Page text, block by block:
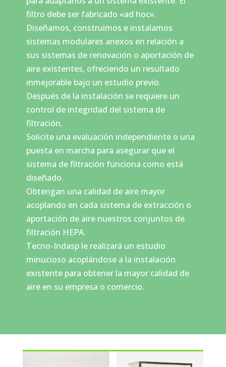
filtro debe ser fabricado «ad hoc».
Diseñamos, construimos e instalamos
sistemas modulares anexos en relación a
sus sistemas de renovación o aportación de
aire existentes, ofreciendo un resultado
inmejorable bajo un estudio previo.
Después de la instalación se requiere un
control de integridad del sistema de
filtración.
Solicite una evaluación independiente o una
puesta en marcha para asegurar que el
sistema de filtración funciona como está
diseñado.
Obtengan una calidad de aire mayor
acoplando en cada sistema de extracción o
aportación de aire nuestros conjuntos de
filtración HEPA.
Tecno-Indasp le realizará un estudio
minucioso acoplándose a la instalación
existente para obtener la mayor calidad de
aire en su empresa o comercio.